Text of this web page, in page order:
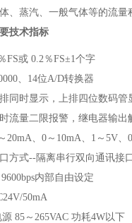
、蒸汽、一般气体等的流量
技术指标
FS或 0.2％FS±1个字
、14位A/D转换器
同时显示，上排四位数码
流量二限报警，继电器输出
20mA、0～10mA、1～5V、
方式--隔离串行双向通讯接口
内部自由设定
50mA
85～265VAC 功耗4W以下